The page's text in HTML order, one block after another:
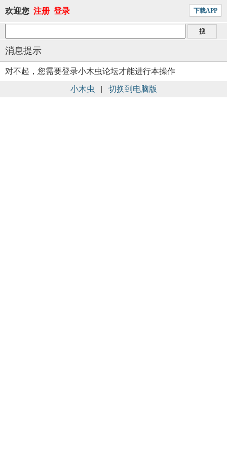
欢迎您 注册 登录 下载APP
消息提示
对不起，您需要登录小木虫论坛才能进行本操作
小木虫 | 切换到电脑版